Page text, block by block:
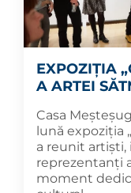
EXPOZIȚIA
A ARTEI
Casa
lună expoziția
a reunit artiști,
reprezentanți
moment